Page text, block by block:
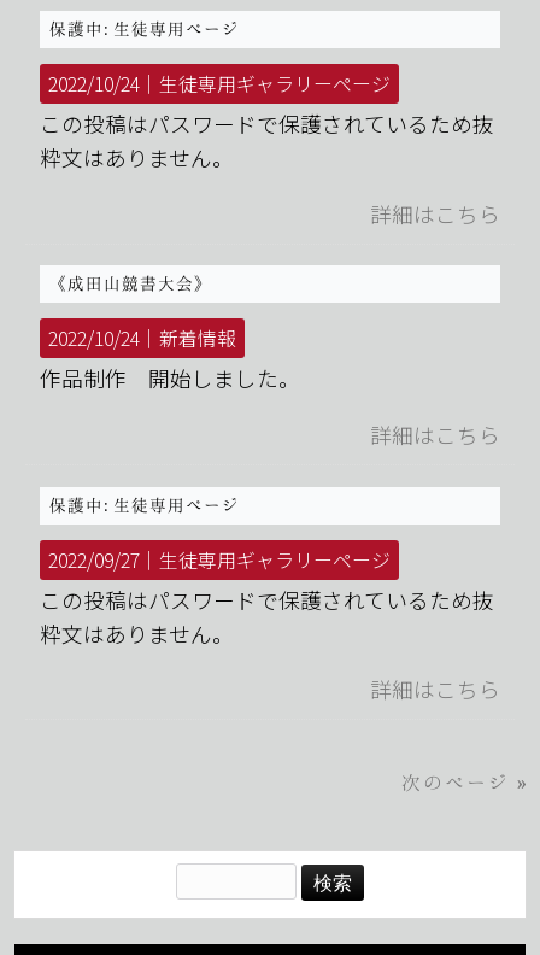
保護中: 生徒専用ページ
2022/10/24｜ 生徒専用ギャラリーページ
この投稿はパスワードで保護されているため抜
粋文はありません。
詳細はこちら
《成田山競書大会》
2022/10/24｜新着情報
作品制作 開始しました。
詳細はこちら
保護中: 生徒専用ページ
2022/09/27｜ 生徒専用ギャラリーページ
この投稿はパスワードで保護されているため抜
粋文はありません。
詳細はこちら
次のページ »